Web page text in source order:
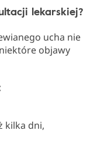
lekarskiej?
ucha nie
objawy
kilka dni,